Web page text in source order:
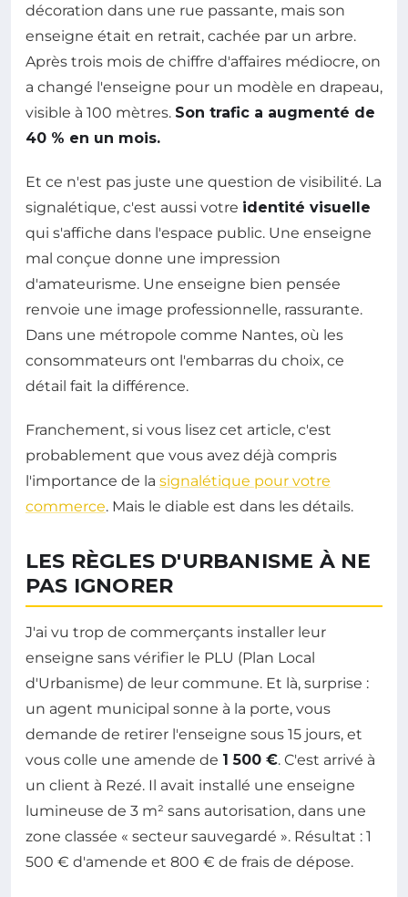
décoration dans une rue passante, mais son
enseigne était en retrait, cachée par un arbre.
Après trois mois de chiffre d'affaires médiocre, on
a changé l'enseigne pour un modèle en drapeau,
visible à 100 mètres. Son trafic a augmenté de
40 % en un mois.
Et ce n'est pas juste une question de visibilité. La
signalétique, c'est aussi votre identité visuelle
qui s'affiche dans l'espace public. Une enseigne
mal conçue donne une impression
d'amateurisme. Une enseigne bien pensée
renvoie une image professionnelle, rassurante.
Dans une métropole comme Nantes, où les
consommateurs ont l'embarras du choix, ce
détail fait la différence.
Franchement, si vous lisez cet article, c'est
probablement que vous avez déjà compris
l'importance de la signalétique pour votre
commerce. Mais le diable est dans les détails.
LES RÈGLES D'URBANISME À NE
PAS IGNORER
J'ai vu trop de commerçants installer leur
enseigne sans vérifier le PLU (Plan Local
d'Urbanisme) de leur commune. Et là, surprise :
un agent municipal sonne à la porte, vous
demande de retirer l'enseigne sous 15 jours, et
vous colle une amende de 1 500 €. C'est arrivé à
un client à Rezé. Il avait installé une enseigne
lumineuse de 3 m² sans autorisation, dans une
zone classée « secteur sauvegardé ». Résultat : 1
500 € d'amende et 800 € de frais de dépose.